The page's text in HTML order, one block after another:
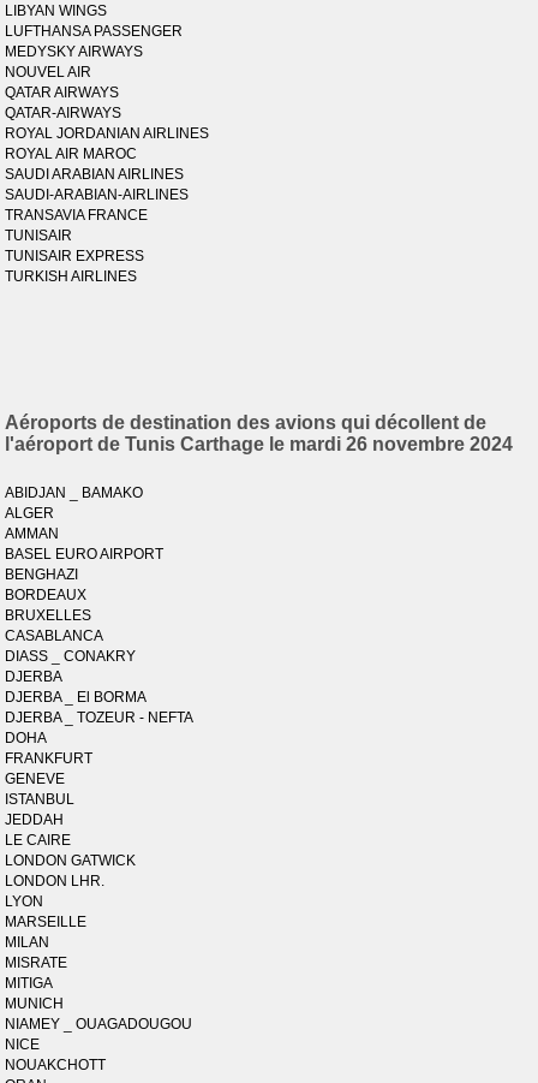
LIBYAN WINGS
LUFTHANSA PASSENGER
MEDYSKY AIRWAYS
NOUVEL AIR
QATAR AIRWAYS
QATAR-AIRWAYS
ROYAL JORDANIAN AIRLINES
ROYAL AIR MAROC
SAUDI ARABIAN AIRLINES
SAUDI-ARABIAN-AIRLINES
TRANSAVIA FRANCE
TUNISAIR
TUNISAIR EXPRESS
TURKISH AIRLINES
Aéroports de destination des avions qui décollent de
l'aéroport de Tunis Carthage le mardi 26 novembre 2024
ABIDJAN _ BAMAKO
ALGER
AMMAN
BASEL EURO AIRPORT
BENGHAZI
BORDEAUX
BRUXELLES
CASABLANCA
DIASS _ CONAKRY
DJERBA
DJERBA _ El BORMA
DJERBA _ TOZEUR - NEFTA
DOHA
FRANKFURT
GENEVE
ISTANBUL
JEDDAH
LE CAIRE
LONDON GATWICK
LONDON LHR.
LYON
MARSEILLE
MILAN
MISRATE
MITIGA
MUNICH
NIAMEY _ OUAGADOUGOU
NICE
NOUAKCHOTT